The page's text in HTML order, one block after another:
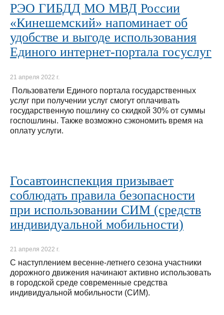
РЭО ГИБДД МО МВД России
«Кинешемский» напоминает об
удобстве и выгоде использования
Единого интернет-портала госуслуг
21 апреля 2022 г.
Пользователи Единого портала государственных
услуг при получении услуг смогут оплачивать
государственную пошлину со скидкой 30% от суммы
госпошлины. Также возможно сэкономить время на
оплату услуги.
Госавтоинспекция призывает
соблюдать правила безопасности
при использовании СИМ (средств
индивидуальной мобильности)
21 апреля 2022 г.
С наступлением весенне-летнего сезона участники
дорожного движения начинают активно использовать
в городской среде современные средства
индивидуальной мобильности (СИМ).